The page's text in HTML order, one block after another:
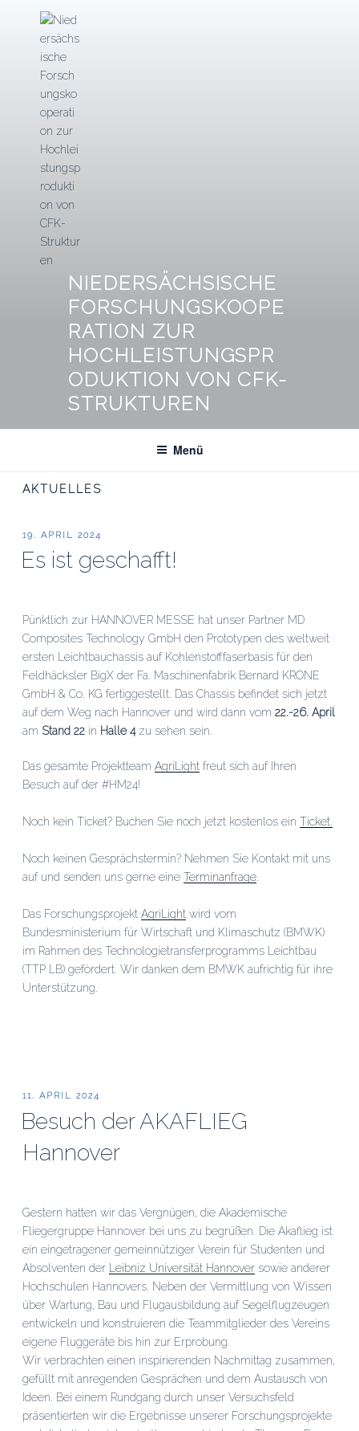
springen
NIEDERSÄCHSISCHE
FORSCHUNGSKOOPE
RATION ZUR
HOCHLEISTUNGSPR
ODUKTION VON CFK-
STRUKTUREN
Menü
AKTUELLES
VERÖFFENTLICHT
19. APRIL 2024
Es ist geschafft!
Pünktlich zur HANNOVER MESSE hat unser Partner MD
Composites Technology GmbH den Prototypen des weltweit
ersten Leichtbauchassis auf Kohlenstofffaserbasis für den
Feldhäcksler BigX der Fa. Maschinenfabrik Bernard KRONE
GmbH & Co. KG fertiggestellt. Das Chassis befindet sich jetzt
auf dem Weg nach Hannover und wird dann vom 22.-26. April
am Stand 22 in Halle 4zu sehen sein.
Das gesamte Projektteam AgriLight freut sich auf Ihren
Besuch auf der #HM24!
Noch kein Ticket? Buchen Sie noch jetzt kostenlos ein Ticket.
Noch keinen Gesprächstermin? Nehmen Sie Kontakt mit uns
auf und senden uns gerne eine Terminanfrage.
Das Forschungsprojekt AgriLight wird vom
Bundesministerium für Wirtschaft und Klimaschutz (BMWK)
im Rahmen des Technologietransferprogramms Leichtbau
(TTP LB) gefördert. Wir danken dem BMWK aufrichtig für ihre
Unterstützung.
VERÖFFENTLICHT
11. APRIL 2024
Besuch der AKAFLIEG
Hannover
Gestern hatten wir das Vergnügen, die Akademische
Fliegergruppe Hannover bei uns zu begrüßen. Die Akaflieg ist
ein eingetragener gemeinnütziger Verein für Studenten und
Absolventen der Leibniz Universität Hannover sowie anderer
Hochschulen Hannovers. Neben der Vermittlung von Wissen
über Wartung, Bau und Flugausbildung auf Segelflugzeugen
entwickeln und konstruieren die Teammitglieder des Vereins
eigene Fluggeräte bis hin zur Erprobung.
Wir verbrachten einen inspirierenden Nachmittag zusammen,
gefüllt mit anregenden Gesprächen und dem Austausch von
Ideen. Bei einem Rundgang durch unser Versuchsfeld
präsentierten wir die Ergebnisse unserer Forschungsprojekte